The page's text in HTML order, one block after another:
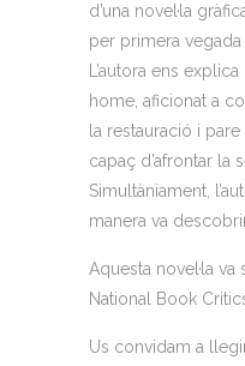
d’una novel·la
per primera vegada
L’autora ens
home, aficionat a
la restauració i
capaç d’afrontar la
Simultàniament,
manera va
Aquesta novel·la
National Book
Us convidam a